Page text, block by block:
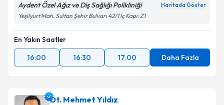
Aydent Özel Ağız ve Diş Sağlığı Polikliniği Haritada Göster
Yeşilyurt Mah. Sultan Şehir Bulvarı 42/1 İç Kapı: Z1
En Yakın Saatler
16:00
16:30 17:00 Daha Fazla
Dt. Mehmet Yıldız